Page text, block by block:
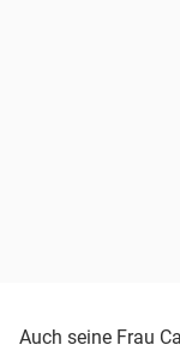
Auch seine Frau